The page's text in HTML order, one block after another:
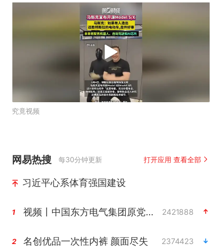
究竟视频
网易热搜 每30分钟更新 打开应用 查看全部
习近平心系体育强国建设
1 视频丨中国东方电气集团原党组副书记、董事宋致远被查 2421888
2 名创优品一次性内裤 颜面尽失 2374423